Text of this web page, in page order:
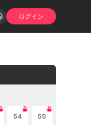
ログイン
54 55